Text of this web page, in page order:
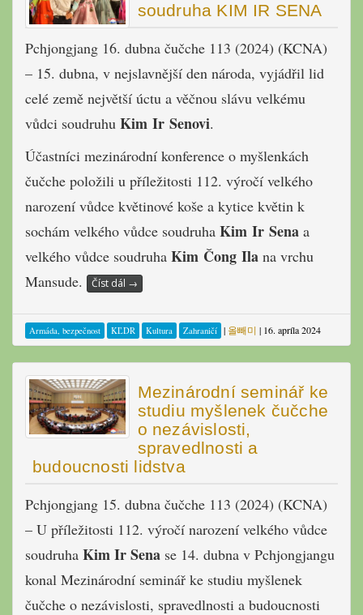
soudruha KIM IR SENA
Pchjongjang 16. dubna čučche 113 (2024) (KCNA)
– 15. dubna, v nejslavnější den národa, vyjádřil lid
celé země největší úctu a věčnou slávu velkému
vůdci soudruhu Kim Ir Senovi.
Účastníci mezinárodní konference o myšlenkách
čučche položili u příležitosti 112. výročí velkého
narození vůdce květinové koše a kytice květin k
sochám velkého vůdce soudruha Kim Ir Sena a
velkého vůdce soudruha Kim Čong Ila na vrchu
Mansude.
Číst dál →
Armáda, bezpečnost KĽDR Kultura Zahraničí | 올빼미 | 16. apríla 2024
Mezinárodní seminář ke
studiu myšlenek čučche
o nezávislosti,
spravedlnosti a
budoucnosti lidstva
Pchjongjang 15. dubna čučche 113 (2024) (KCNA)
– U příležitosti 112. výročí narození velkého vůdce
soudruha Kim Ir Sena se 14. dubna v Pchjongjangu
konal Mezinárodní seminář ke studiu myšlenek
čučche o nezávislosti, spravedlnosti a budoucnosti